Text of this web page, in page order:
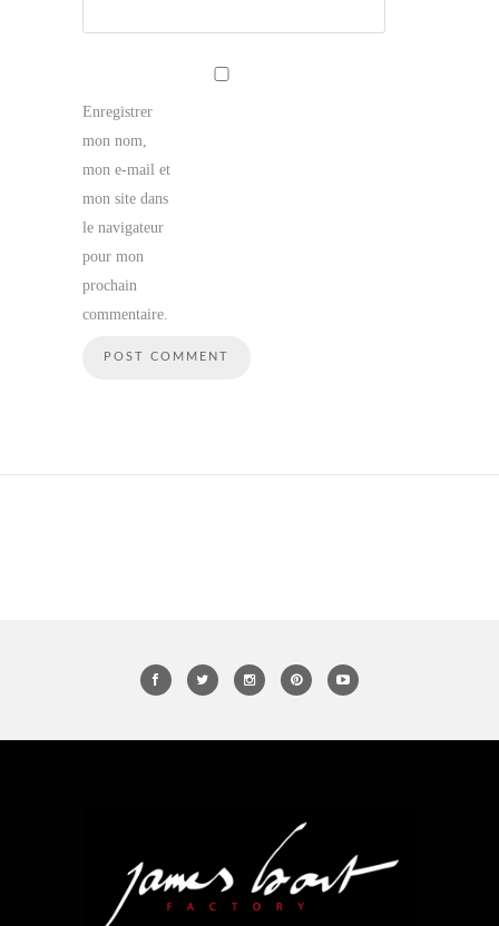
Enregistrer
mon nom,
mon e-mail et
mon site dans
le navigateur
pour mon
prochain
commentaire.